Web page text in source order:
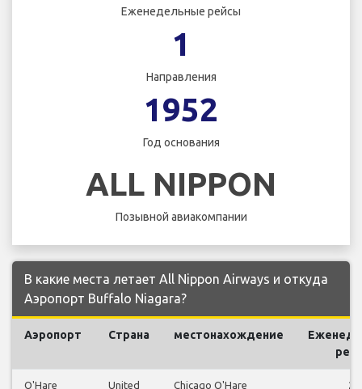
Еженедельные рейсы
1
Направления
1952
Год основания
ALL NIPPON
Позывной авиакомпании
В какие места летает All Nippon Airways и откуда
Аэропорт Buffalo Niagara?
Аэропорт Страна местонахождение
O'Hare
United
Chicago O'Hare 28